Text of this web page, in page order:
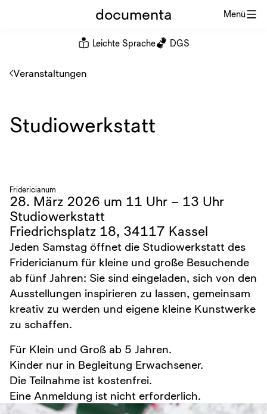
Menü
documenta
Leichte Sprache DGS
Veranstaltungen
Studiowerkstatt
Fridericianum
28. März 2026 um 11 Uhr – 13 Uhr
Studiowerkstatt
Friedrichsplatz 18, 34117 Kassel
Jeden Samstag öffnet die Studiowerkstatt des
Fridericianum für kleine und große Besuchende
ab fünf Jahren: Sie sind eingeladen, sich von den
Ausstellungen inspirieren zu lassen, gemeinsam
kreativ zu werden und eigene kleine Kunstwerke
zu schaffen.
Für Klein und Groß ab 5 Jahren.
Kinder nur in Begleitung Erwachsener.
Die Teilnahme ist kostenfrei.
Eine Anmeldung ist nicht erforderlich.